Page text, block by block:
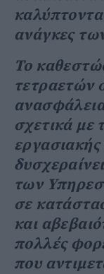
ανάγκες
Το
τετραετών
σχετικά με
των
σε
και
πολλές
που